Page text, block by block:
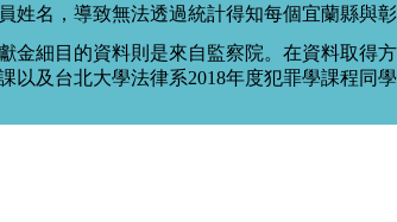
姓名，導致無法透過統計得知每個宜蘭縣與
金細目的資料則是來自監察院。在資料取得
以及台北大學法律系2018年度犯罪學課程同